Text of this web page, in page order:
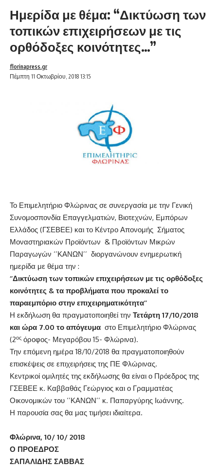
Ημερίδα με θέμα: “Δικτύωση των
τοπικών επιχειρήσεων με τις
ορθόδοξες κοινότητες…”
Πέμπτη 11 Οκτωβρίου, 2018 13:15
florinapress.gr
Το Επιμελητήριο Φλώρινας σε συνεργασία με την Γενική
Συνομοσπονδία Επαγγελματιών, Βιοτεχνών, Εμπόρων
Ελλάδος (ΓΣΕΒΕΕ) και το Κέντρο Απονομής Σήματος
Μοναστηριακών Προϊόντων & Προϊόντων Μικρών
Παραγωγών ‘’ΚΑΝΩΝ’’ διοργανώνουν ενημερωτική
ημερίδα με θέμα την :
‘’Δικτύωση των τοπικών επιχειρήσεων με τις ορθόδοξες
κοινότητες & τα προβλήματα που προκαλεί το
παραεμπόριο στην επιχειρηματικότητα’’
Η εκδήλωση θα πραγματοποιηθεί την Τετάρτη 17/10/2018
και ώρα 7.00 το απόγευμα στο Επιμελητήριο Φλώρινας
(2ος όροφος- Μεγαρόβου 15- Φλώρινα).
Την επόμενη ημέρα 18/10/2018 θα πραγματοποιηθούν
επισκέψεις σε επιχειρήσεις της ΠΕ Φλώρινας.
Κεντρικοί ομιλητές της εκδήλωσης θα είναι ο Πρόεδρος της
ΓΣΕΒΕΕ κ. Καββαθάς Γεώργιος και ο Γραμματέας
Οικονομικών του ‘’ΚΑΝΩΝ’’ κ. Παπαργύρης Ιωάννης.
Η παρουσία σας θα μας τιμήσει ιδιαίτερα.
Φλώρινα, 10/ 10/ 2018
Ο ΠΡΟΕΔΡΟΣ
ΣΑΠΑΛΙΔΗΣ ΣΑΒΒΑΣ